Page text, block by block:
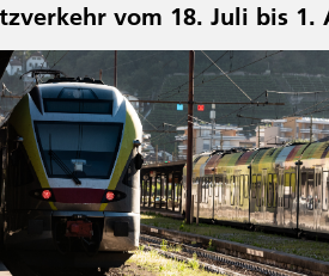
vom 18. Juli bis 1.